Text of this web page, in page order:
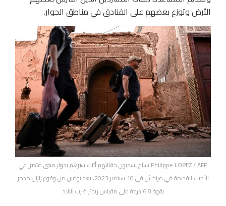
الأرض وتوزع بعضهم على الفنادق في مناطق الجوار.
Philippe LOPEZ / AFP سياح يسحبون حقائبهم أثناء سيرهم بجوار مبنى متضرر في
الأحياء القديمة في مراكش في 10 سبتمبر 2023، بعد يومين من وقوع زلزال مدمر
بقوة 6.8 درجة على مقياس ريختر ضرب البلاد